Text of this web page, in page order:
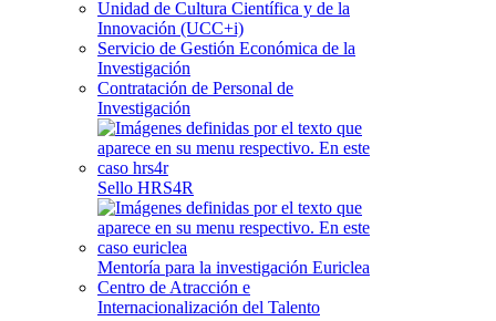
Unidad de Cultura Científica y de la
Innovación (UCC+i)
Servicio de Gestión Económica de la
Investigación
Contratación de Personal de
Investigación
Sello HRS4R
Mentoría para la investigación Euriclea
Centro de Atracción e
Internacionalización del Talento